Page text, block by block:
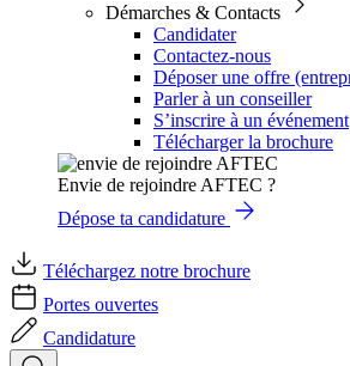
Démarches & Contacts
Candidater
Contactez-nous
Déposer une offre
Parler à un conseiller
S’inscrire à un événement
Télécharger la brochure
Envie de rejoindre AFTEC ?
Dépose ta candidature
Téléchargez notre brochure
Portes ouvertes
Candidature